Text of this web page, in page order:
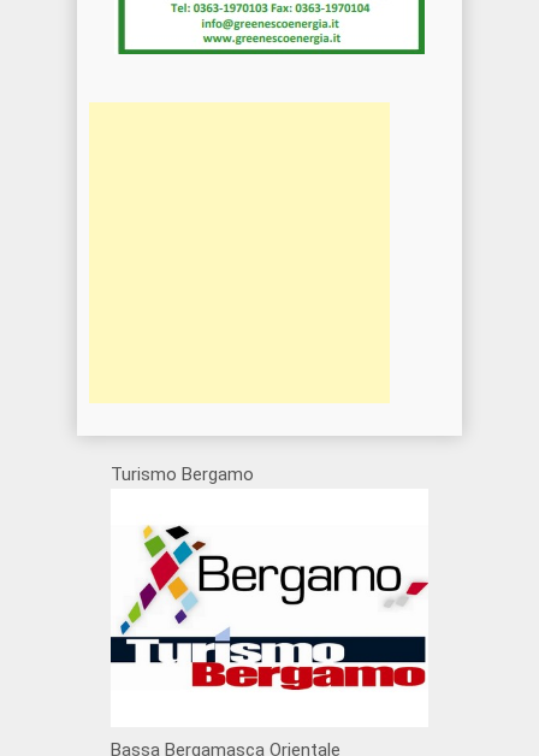
Turismo Bergamo
Bassa Bergamasca Orientale